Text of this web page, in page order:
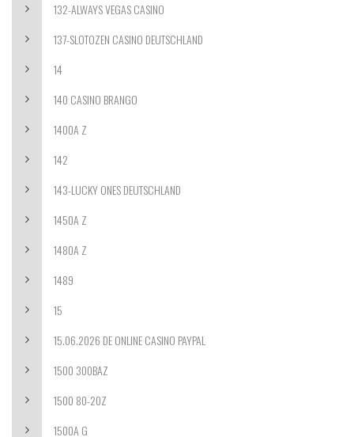
132-ALWAYS VEGAS CASINO
137-SLOTOZEN CASINO DEUTSCHLAND
14
140 CASINO BRANGO
1400A Z
142
143-LUCKY ONES DEUTSCHLAND
1450A Z
1480A Z
1489
15
15.06.2026 DE ONLINE CASINO PAYPAL
1500 300BAZ
1500 80-20Z
1500A G